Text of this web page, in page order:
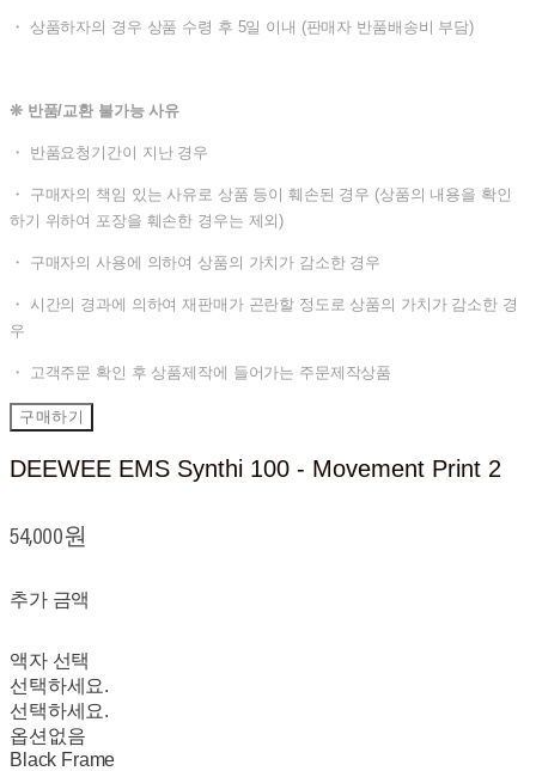
・ 상품하자의 경우 상품 수령 후 5일 이내 (판매자 반품배송비 부담)
❊ 반품/교환 불가능 사유
・ 반품요청기간이 지난 경우
・ 구매자의 책임 있는 사유로 상품 등이 훼손된 경우 (상품의 내용을 확인
하기 위하여 포장을 훼손한 경우는 제외)
・ 구매자의 사용에 의하여 상품의 가치가 감소한 경우
・ 시간의 경과에 의하여 재판매가 곤란할 정도로 상품의 가치가 감소한 경
우
・ 고객주문 확인 후 상품제작에 들어가는 주문제작상품
구매하기
DEEWEE EMS Synthi 100 - Movement Print 2
54,000원
추가 금액
액자 선택
선택하세요.
선택하세요.
옵션없음
Black Frame